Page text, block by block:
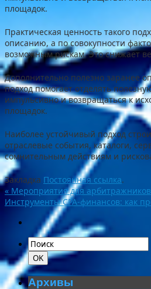
площадок.
Практическая ценность такого
описанию, а по совокупности
возможным рискам. Это снижает
Дополнительно полезно заранее
подход помогает отделять
импульсивно и возвращаться к
площадок.
Наиболее устойчивый подход
отраслевые события, каталоги,
сомнительным действиям и
Закладка Постоянная ссылка.
« Мероприятия для
Инструменты CPA-финансов: как
Архивы